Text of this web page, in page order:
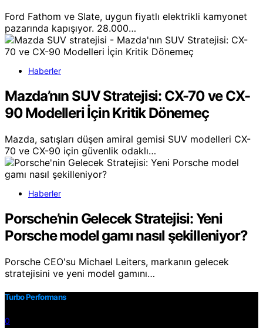
Ford Fathom ve Slate, uygun fiyatlı elektrikli kamyonet
pazarında kapışıyor. 28.000…
Haberler
Mazda’nın SUV Stratejisi: CX-70 ve CX-
90 Modelleri İçin Kritik Dönemeç
Mazda, satışları düşen amiral gemisi SUV modelleri CX-
70 ve CX-90 için güvenlik odaklı…
Haberler
Porsche’nin Gelecek Stratejisi: Yeni
Porsche model gamı nasıl şekilleniyor?
Porsche CEO'su Michael Leiters, markanın gelecek
stratejisini ve yeni model gamını…
Turbo Performans
0